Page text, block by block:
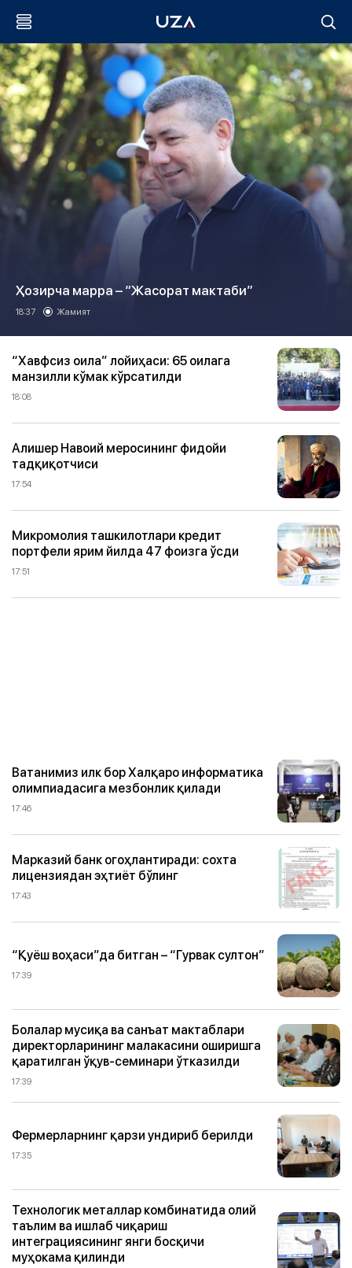
Ҳозирча марра – “Жасорат мактаби”
18:37 Жамият
“Хавфсиз оила” лойиҳаси: 65 оилага
манзилли кўмак кўрсатилди
18:08
Алишер Навоий меросининг фидойи
тадқиқотчиси
17:54
Микромолия ташкилотлари кредит
портфели ярим йилда 47 фоизга ўсди
17:51
Ватанимиз илк бор Халқаро информатика
олимпиадасига мезбонлик қилади
17:46
Марказий банк огоҳлантиради: сохта
лицензиядан эҳтиёт бўлинг
17:43
“Қуёш воҳаси”да битган – “Гурвак султон”
17:39
Болалар мусиқа ва санъат мактаблари
директорларининг малакасини оширишга
қаратилган ўқув-семинари ўтказилди
17:39
Фермерларнинг қарзи ундириб берилди
17:35
Технологик металлар комбинатида олий
таълим ва ишлаб чиқариш
интеграциясининг янги босқичи
муҳокама қилинди